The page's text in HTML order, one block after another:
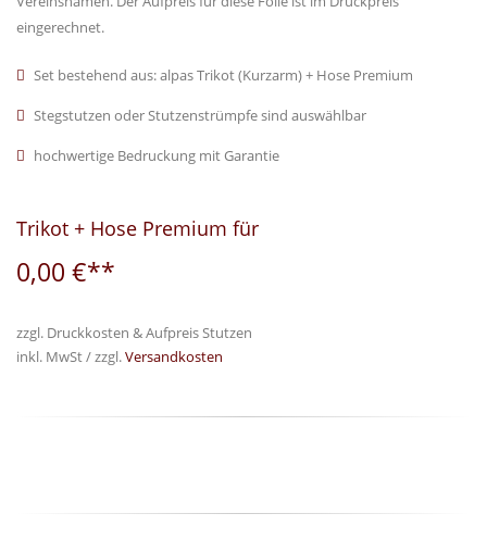
eingerechnet.
Set bestehend aus: alpas Trikot (Kurzarm) + Hose Premium
Stegstutzen oder Stutzenstrümpfe sind auswählbar
hochwertige Bedruckung mit Garantie
Trikot + Hose Premium für
0,00 €**
zzgl. Druckkosten & Aufpreis Stutzen
inkl. MwSt / zzgl.Versandkosten